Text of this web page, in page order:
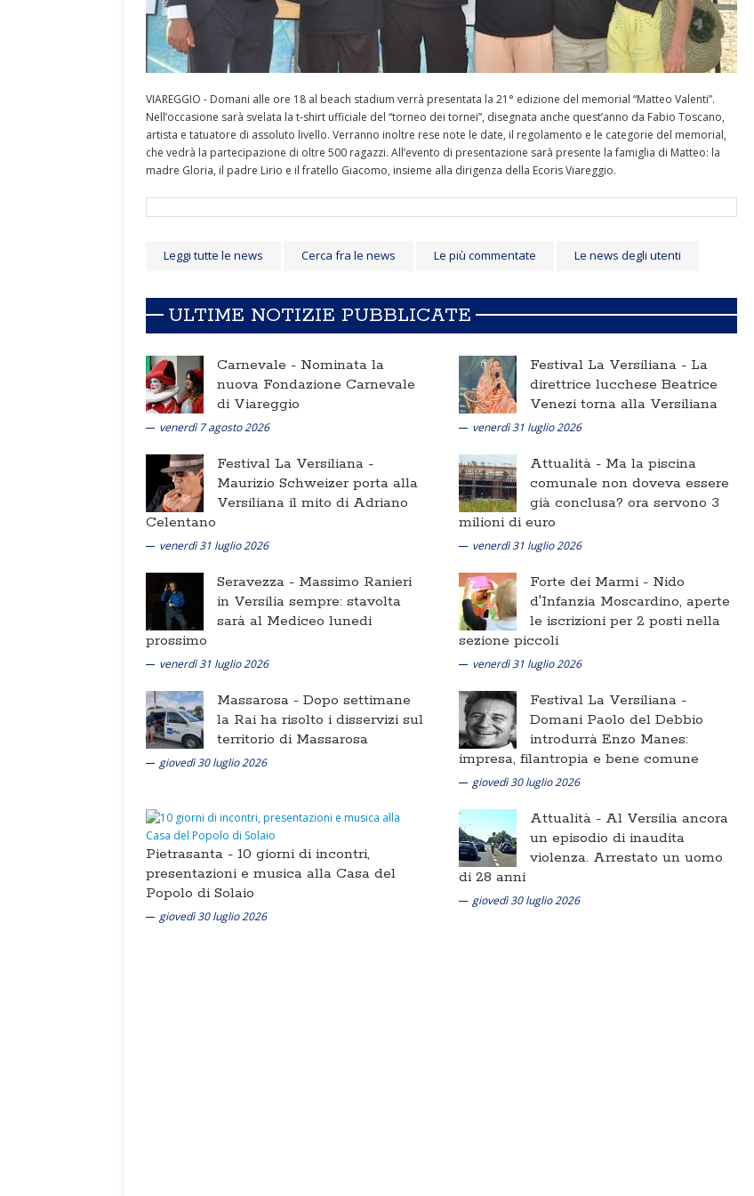
VIAREGGIO - Domani alle ore 18 al beach stadium verrà presentata la 21° edizione del memorial “Matteo Valenti”.
Nell’occasione sarà svelata la t-shirt ufficiale del “torneo dei tornei”, disegnata anche quest’anno da Fabio Toscano,
artista e tatuatore di assoluto livello. Verranno inoltre rese note le date, il regolamento e le categorie del memorial,
che vedrà la partecipazione di oltre 500 ragazzi. All’evento di presentazione sarà presente la famiglia di Matteo: la
madre Gloria, il padre Lirio e il fratello Giacomo, insieme alla dirigenza della Ecoris Viareggio.
Leggi tutte le news Cerca fra le news Le più commentate Le news degli utenti
ULTIME NOTIZIE PUBBLICATE
Carnevale - Nominata la
nuova Fondazione Carnevale
di Viareggio
venerdì 7 agosto 2026
Festival La Versiliana - La
direttrice lucchese Beatrice
Venezi torna alla Versiliana
venerdì 31 luglio 2026
Festival La Versiliana -
Maurizio Schweizer porta alla
Versiliana il mito di Adriano
Celentano
venerdì 31 luglio 2026
Attualità - Ma la piscina
comunale non doveva essere
già conclusa? ora servono 3
milioni di euro
venerdì 31 luglio 2026
Seravezza - Massimo Ranieri
in Versilia sempre: stavolta
sarà al Mediceo lunedi
prossimo
venerdì 31 luglio 2026
Forte dei Marmi - Nido
d'Infanzia Moscardino, aperte
le iscrizioni per 2 posti nella
sezione piccoli
venerdì 31 luglio 2026
Massarosa - Dopo settimane
la Rai ha risolto i disservizi sul
territorio di Massarosa
giovedì 30 luglio 2026
Festival La Versiliana -
Domani Paolo del Debbio
introdurrà Enzo Manes:
impresa, filantropia e bene comune
giovedì 30 luglio 2026
Pietrasanta - 10 giorni di incontri,
presentazioni e musica alla Casa del
Popolo di Solaio
giovedì 30 luglio 2026
Attualità - Al Versilia ancora
un episodio di inaudita
violenza. Arrestato un uomo
di 28 anni
giovedì 30 luglio 2026